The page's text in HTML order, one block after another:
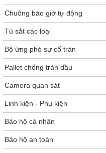
Chuông báo giờ tự động
Tủ sắt các loại
Bộ ứng phó sự cố tràn
Pallet chống tràn dầu
Camera quan sát
Linh kiện - Phụ kiện
Bảo hộ cá nhân
Bảo hộ an toàn